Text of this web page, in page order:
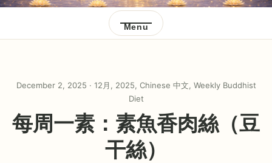
Menu
December 2, 2025 · 12月 , 2025, Chinese 中文, Weekly Buddhist
Diet
每周一素：素魚香肉絲（豆
干絲）